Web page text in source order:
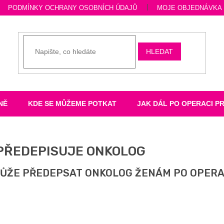
PODMÍNKY OCHRANY OSOBNÍCH ÚDAJŮ MOJE OBJEDNÁVKA
HLEDAT
KDE SE MŮŽEME POTKAT JAK DÁL PO OPERACI
ONKOLOG
PŘEDEPSAT ONKOLOG ŽENÁM PO